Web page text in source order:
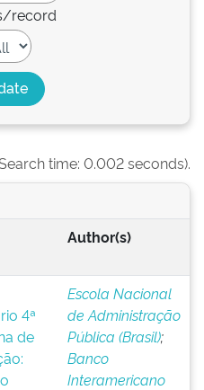
record
time: 0.002 seconds).
Author(s)
4ª
de
Escola Nacional
de Administração
Pública (Brasil);
Banco
Interamericano